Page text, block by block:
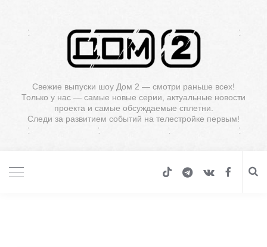
Свежие выпуски шоу Дом 2 — смотри раньше всех!
Только у нас — самые новые серии, актуальные новости
проекта и самые обсуждаемые сплетни.
Следи за развитием событий на телестройке первым!